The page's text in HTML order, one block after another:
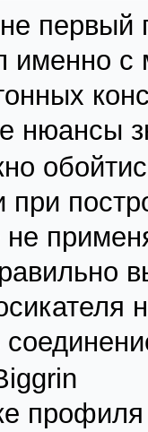
первый
именно с
нюансы
профиля